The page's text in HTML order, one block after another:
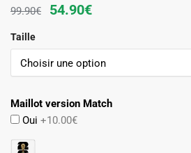
99.90€
Le
initial
était :
54.90€Le
actuel
est :
Taille
Maillot version Match
Oui +10.00€